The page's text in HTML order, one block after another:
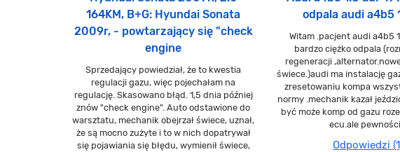
164KM, B+G: Hyundai Sonata
2009r, - powtarzający się "check
engine
Sprzedający powiedział, że to kwestia
regulacji gazu, więc pojechałam na
regulację. Skasowano błąd. 1,5 dnia później
znów "check engine". Auto odstawione do
warsztatu, mechanik obejrzał świece, uznał,
że są mocno zużyte i to w nich dopatrywał
się pojawiania się błędu, wymienił świece,
odpala audi a4b5
Witam .pacjent audi a4b5
bardzo ciężko odpala
regeneracji
świece.)audi ma instalację
zresetowaniu kompa
normy .mechanik kazał
być może komp od gazu
ecu.ale
Odpowiedzi